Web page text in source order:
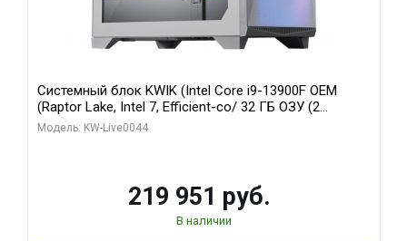
Системный блок KWIK (Intel Core i9-13900F OEM
(Raptor Lake, Intel 7, Efficient-co/ 32 ГБ ОЗУ (2
модуля)/ Gigabyte RTX5070Ti AERO OC 16GB GDDR7
Модель: KW-Live0044
219 951 руб.
В наличии